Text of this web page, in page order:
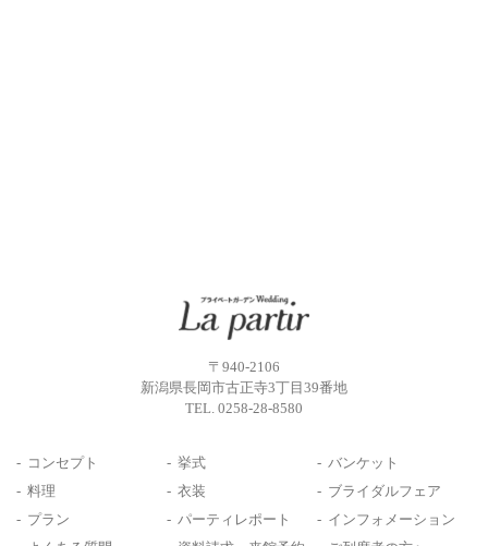
〒940-2106
新潟県長岡市古正寺3丁目39番地
TEL. 0258-28-8580
コンセプト 挙式
バンケット
料理
衣装
ブライダルフェア
プラン
パーティレポート
インフォメーション